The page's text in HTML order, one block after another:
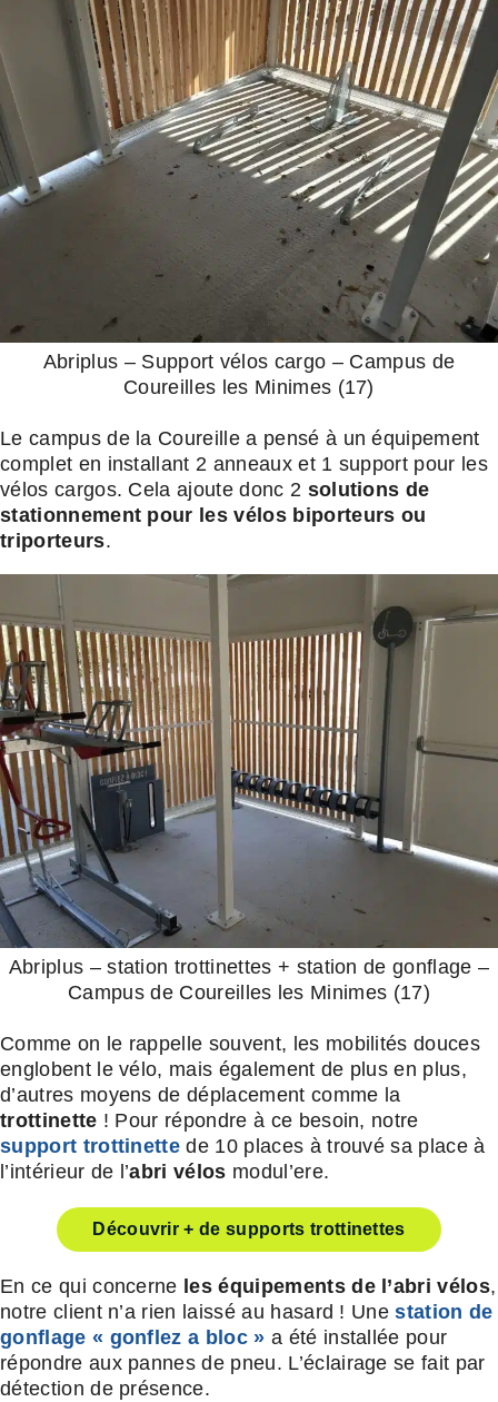
Abriplus – Support vélos cargo – Campus de
Coureilles les Minimes (17)
Le campus de la Coureille a pensé à un équipement
complet en installant 2 anneaux et 1 support pour les
vélos cargos. Cela ajoute donc 2 solutions de
stationnement pour les vélos biporteurs ou
triporteurs.
Abriplus – station trottinettes + station de gonflage –
Campus de Coureilles les Minimes (17)
Comme on le rappelle souvent, les mobilités douces
englobent le vélo, mais également de plus en plus,
d’autres moyens de déplacement comme la
trottinette ! Pour répondre à ce besoin, notre
support trottinette de 10 places à trouvé sa place à
l’intérieur de l’abri vélos modul’ere.
Découvrir + de supports trottinettes
En ce qui concerne les équipements de l’abri vélos,
notre client n’a rien laissé au hasard ! Unestation de
gonflage « gonflez a bloc » a été installée pour
répondre aux pannes de pneu. L’éclairage se fait par
détection de présence.